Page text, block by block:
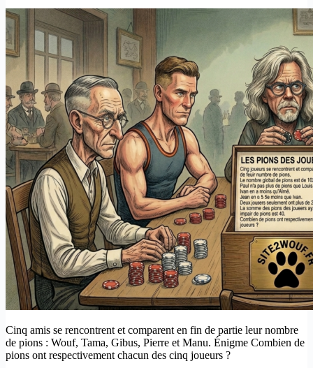
Cinq amis se rencontrent et comparent en fin de partie leur nombre
de pions : Wouf, Tama, Gibus, Pierre et Manu. Énigme Combien de
pions ont respectivement chacun des cinq joueurs ?